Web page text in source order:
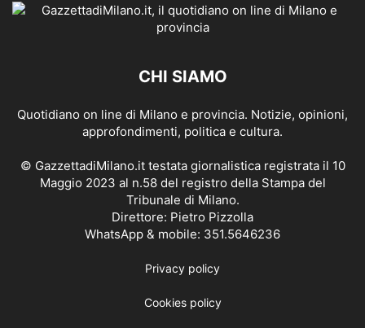
CHI SIAMO
Quotidiano on line di Milano e provincia. Notizie, opinioni,
approfondimenti, politica e cultura.
© GazzettadiMilano.it testata giornalistica registrata il 10
Maggio 2023 al n.58 del registro della Stampa del
Tribunale di Milano.
Direttore: Pietro Pizzolla
WhatsApp & mobile: 351.5646236
Privacy policy
Cookies policy